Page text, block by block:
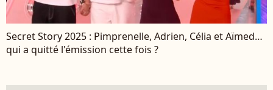
Secret Story 2025 : Pimprenelle, Adrien, Célia et Aïmed…
qui a quitté l'émission cette fois ?